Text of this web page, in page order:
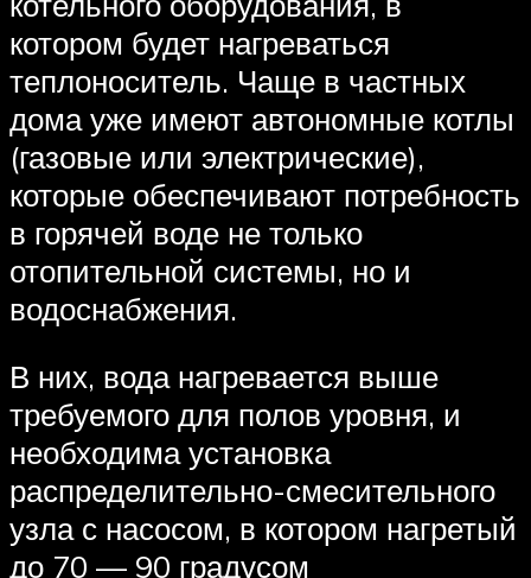
котором будет нагреваться
теплоноситель. Чаще в частных
дома уже имеют автономные котлы
(газовые или электрические),
которые обеспечивают потребность
в горячей воде не только
отопительной системы, но и
водоснабжения.
В них, вода нагревается выше
требуемого для полов уровня, и
необходима установка
распределительно-смесительного
узла с насосом, в котором нагретый
до 70 — 90 градусом